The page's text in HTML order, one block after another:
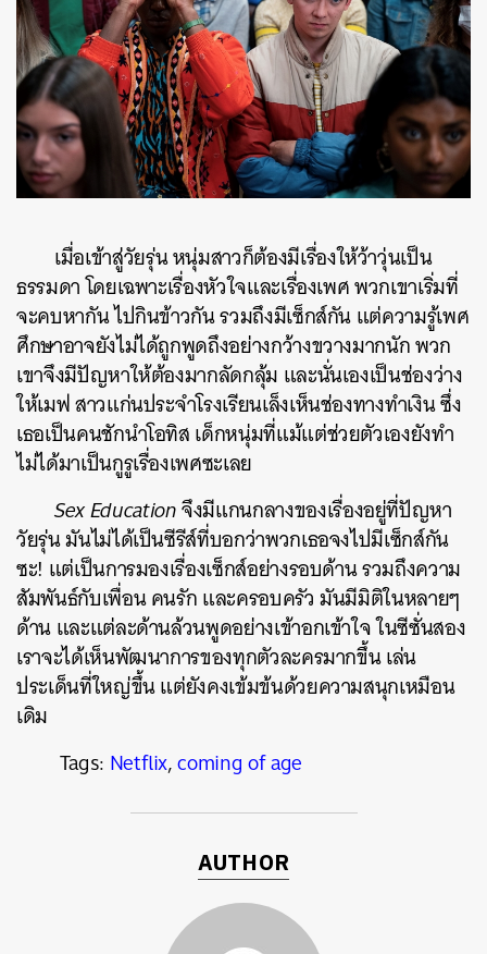
เมื่อเข้าสู่วัยรุ่น หนุ่มสาวก็ต้องมีเรื่องให้ว้าวุ่นเป็น
ธรรมดา โดยเฉพาะเรื่องหัวใจและเรื่องเพศ พวกเขาเริ่มที่
จะคบหากัน ไปกินข้าวกัน รวมถึงมีเซ็กส์กัน แต่ความรู้เพศ
ศึกษาอาจยังไม่ได้ถูกพูดถึงอย่างกว้างขวางมากนัก พวก
เขาจึงมีปัญหาให้ต้องมากลัดกลุ้ม และนั่นเองเป็นช่องว่าง
ให้เมฟ สาวแก่นประจำโรงเรียนเล็งเห็นช่องทางทำเงิน ซึ่ง
เธอเป็นคนชักนำโอทิส เด็กหนุ่มที่แม้แต่ช่วยตัวเองยังทำ
ไม่ได้มาเป็นกูรูเรื่องเพศซะเลย
Sex Educationจึงมีแกนกลางของเรื่องอยู่ที่ปัญหา
วัยรุ่น มันไม่ได้เป็นซีรีส์ที่บอกว่าพวกเธอจงไปมีเซ็กส์กัน
ซะ! แต่เป็นการมองเรื่องเซ็กส์อย่างรอบด้าน รวมถึงความ
สัมพันธ์กับเพื่อน คนรัก และครอบครัว มันมีมิติในหลายๆ
ด้าน และแต่ละด้านล้วนพูดอย่างเข้าอกเข้าใจ ในซีซั่นสอง
เราจะได้เห็นพัฒนาการของทุกตัวละครมากขึ้น เล่น
ประเด็นที่ใหญ่ขึ้น แต่ยังคงเข้มข้นด้วยความสนุกเหมือน
เดิม
Tags: Netflix,coming of age
AUTHOR